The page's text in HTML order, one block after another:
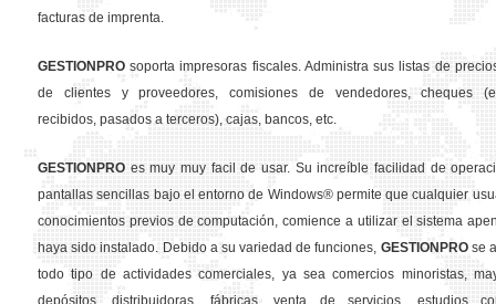
facturas de imprenta.
GESTION PRO soporta impresoras fiscales. Administra sus listas de
de clientes y proveedores, comisiones de vendedores, cheques
recibidos, pasados a terceros), cajas, bancos, etc.
GESTION PRO es muy muy facil de usar. Su increíble facilidad de
pantallas sencillas bajo el entorno de Windows® permite que cualquier
conocimientos previos de computación, comience a utilizar el sistema
haya sido instalado. Debido a su variedad de funciones, GESTION PROse
todo tipo de actividades comerciales, ya sea comercios minoristas,
depósitos, distribuidoras, fábricas, venta de servicios, estudios